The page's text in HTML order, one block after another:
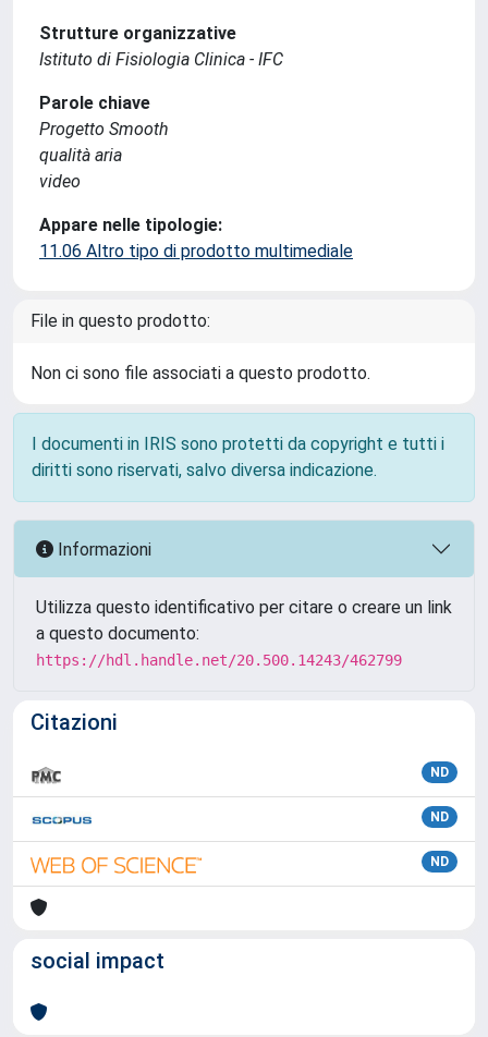
Strutture organizzative
Istituto di Fisiologia Clinica - IFC
Parole chiave
Progetto Smooth
qualità aria
video
Appare nelle tipologie:
11.06 Altro tipo di prodotto multimediale
File in questo prodotto:
Non ci sono file associati a questo prodotto.
I documenti in IRIS sono protetti da copyright e tutti i
diritti sono riservati, salvo diversa indicazione.
Informazioni
Utilizza questo identificativo per citare o creare un link
a questo documento:
https://hdl.handle.net/20.500.14243/462799
Citazioni
ND
ND
ND
social impact